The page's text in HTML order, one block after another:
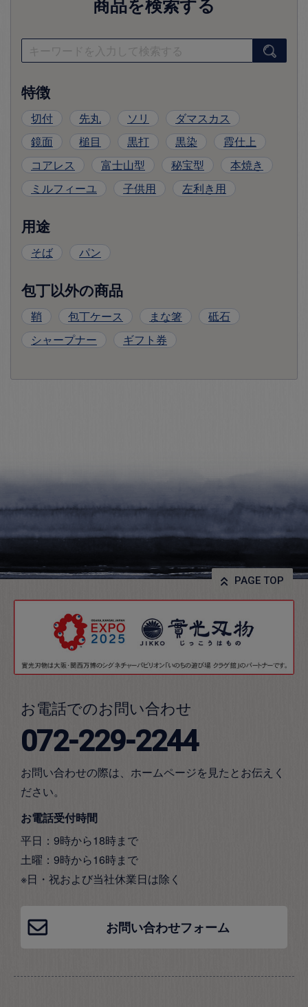
商品を検索する
特徴
切付 先丸 ソリ
ダマスカス
鏡面
槌目 黒打 黒染
霞仕上
コアレス
富士山型 秘宝型
本焼き
ミルフィーユ
子供用 左利き用
用途
そば パン
包丁以外の商品
鞘 包丁ケース まな箸
砥石
シャープナー
ギフト券
PAGE TOP
お電話でのお問い合わせ
072-229-2244
お問い合わせの際は、ホームページを見たとお伝えく
ださい。
お電話受付時間
平日：9時から18時まで
土曜：9時から16時まで
※日・祝および当社休業日は除く
お問い合わせフォーム